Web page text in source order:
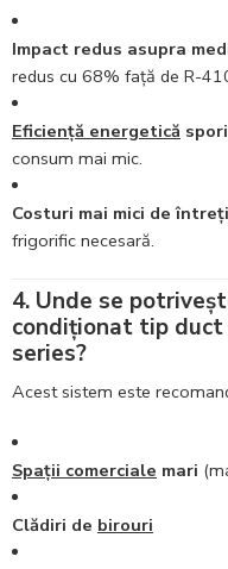
Impact redus asupra
redus cu 68% față de R-
Eficiență energetică
consum mai mic.
Costuri mai mici de
frigorific necesară.
4. Unde se
condiționat tip duct
series?
Acest sistem este
Spații comerciale mari
Clădiri de birouri